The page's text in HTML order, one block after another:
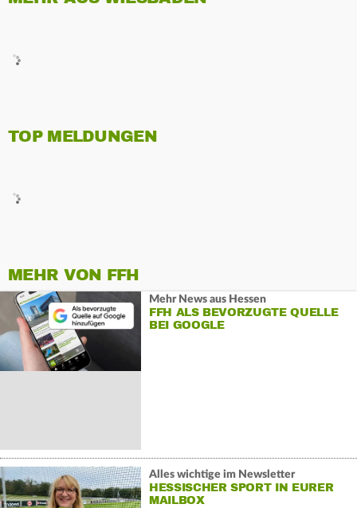
TOP MELDUNGEN
MEHR VON FFH
Mehr News aus Hessen
FFH ALS BEVORZUGTE QUELLE
BEI GOOGLE
Alles wichtige im Newsletter
HESSISCHER SPORT IN EURER
MAILBOX